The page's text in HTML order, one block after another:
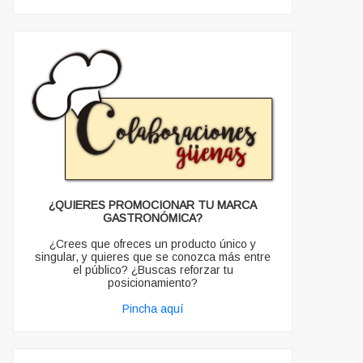
¿QUIERES PROMOCIONAR TU MARCA
GASTRONÓMICA?
¿Crees que ofreces un producto único y
singular, y quieres que se conozca más entre
el público? ¿Buscas reforzar tu
posicionamiento?
Pincha aquí